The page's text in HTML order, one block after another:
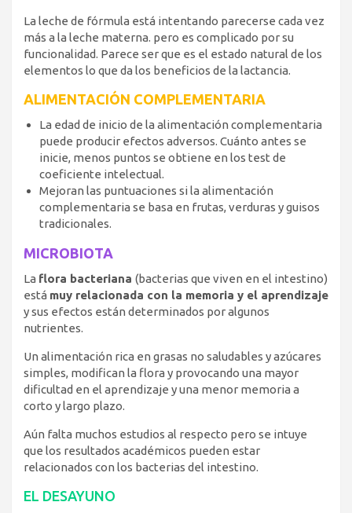
La leche de fórmula está intentando parecerse cada vez
más a la leche materna. pero es complicado por su
funcionalidad. Parece ser que es el estado natural de los
elementos lo que da los beneficios de la lactancia.
ALIMENTACIÓN COMPLEMENTARIA
La edad de inicio de la alimentación complementaria
puede producir efectos adversos. Cuánto antes se
inicie, menos puntos se obtiene en los test de
coeficiente intelectual.
Mejoran las puntuaciones si la alimentación
complementaria se basa en frutas, verduras y guisos
tradicionales.
MICROBIOTA
La flora bacteriana (bacterias que viven en el intestino)
está muy relacionada con la memoria y el aprendizaje
y sus efectos están determinados por algunos
nutrientes.
Un alimentación rica en grasas no saludables y azúcares
simples, modifican la flora y provocando una mayor
dificultad en el aprendizaje y una menor memoria a
corto y largo plazo.
Aún falta muchos estudios al respecto pero se intuye
que los resultados académicos pueden estar
relacionados con los bacterias del intestino.
EL DESAYUNO